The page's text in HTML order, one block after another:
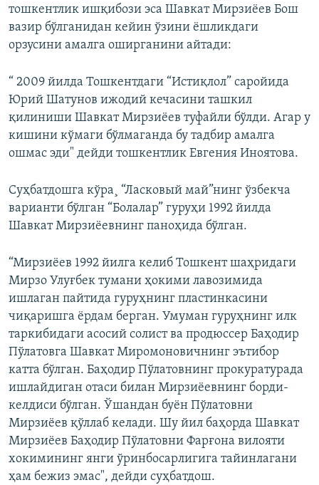
тошкентлик ишқибози эса Шавкат Мирзиëев Бош
вазир бўлганидан кейин ўзини ëшликдаги
орзусини амалга оширганини айтади:
“ 2009 йилда Тошкентдаги “Истиқлол” саройида
Юрий Шатунов ижодий кечасини ташкил
қилиниши Шавкат Мирзиëев туфайли бўлди. Агар у
кишини кўмаги бўлмаганда бу тадбир амалга
ошмас эди" дейди тошкентлик Евгения Иноятова.
Суҳбатдошга кўра¸ “Ласковый май”нинг ўзбекча
варианти бўлган “Болалар” гуруҳи 1992 йилда
Шавкат Мирзиëевнинг паноҳида бўлган.
“Мирзиëев 1992 йилга келиб Тошкент шаҳридаги
Мирзо Улуғбек тумани ҳокими лавозимида
ишлаган пайтида гуруҳнинг пластинкасини
чиқаришга ëрдам берган. Умуман гуруҳнинг илк
таркибидаги асосий солист ва продюссер Баҳодир
Пўлатовга Шавкат Миромоновичнинг эътибор
катта бўлган. Баҳодир Пўлатовнинг прокуратурада
ишлайдиган отаси билан Мирзиёевнинг борди-
келдиси бўлган. Ўшандан буëн Пўлатовни
Мирзиëев қўллаб келади. Шу йил баҳорда Шавкат
Мирзиëев Баҳодир Пўлатовни Фарғона вилояти
хокимининг янги ўринбосарлигига тайинлагани
ҳам бежиз эмас", дейди суҳбатдош.